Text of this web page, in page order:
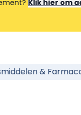
Klik hier om
&